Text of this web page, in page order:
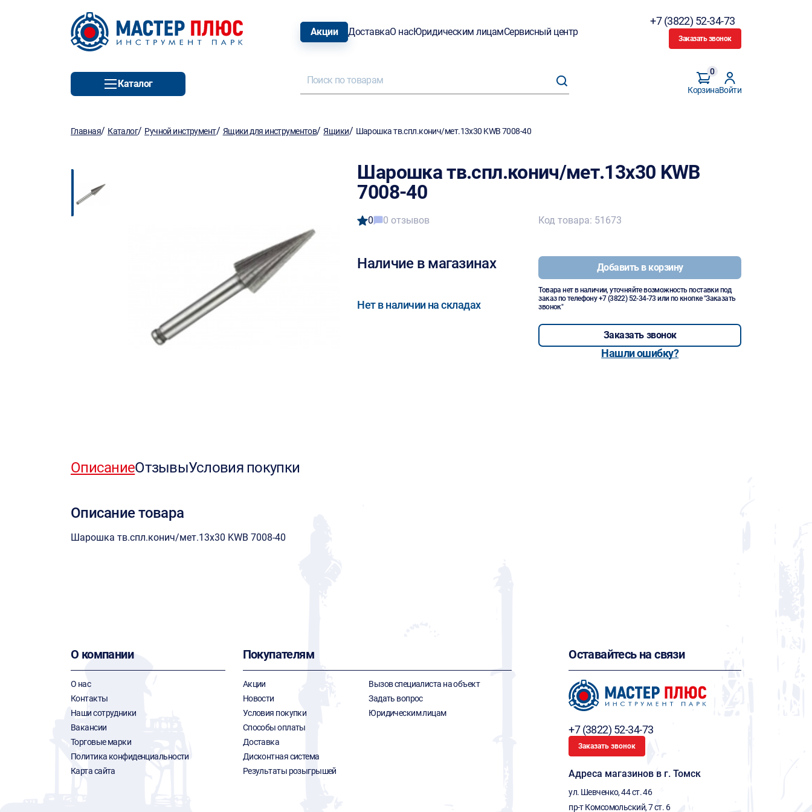
Акции ДоставкаО насЮридическим лицамСервисный центр
+7 (3822) 52-34-73
Заказать звонок
Каталог
Корзина
0
Войти
Главная/ Каталог/ Ручной инструмент/ Ящики для инструментов/Ящики/ Шарошка тв.спл.конич/мет.13х30 KWB 7008-40
Шарошка тв.спл.конич/мет.13х30 KWB
7008-40
0 0 отзывов
Наличие в магазинах
Нет в наличии на складах
Код товара: 51673
Добавить в корзину
Товара нет в наличии, уточняйте возможность поставки под
заказ по телефону+7 (3822) 52-34-73 или по кнопке "Заказать
звонок"
Заказать звонок
Нашли ошибку?
ОписаниеОтзывыУсловия покупки
Описание товара
Шарошка тв.спл.конич/мет.13х30 KWB 7008-40
О компании
О нас
Контакты
Наши сотрудники
Вакансии
Торговые марки
Политика конфиденциальности
Карта сайта
Покупателям
Акции
Новости
Условия покупки
Способы оплаты
Доставка
Дисконтная система
Результаты розыгрышей
Вызов специалиста на объект
Задать вопрос
Юридическим лицам
Оставайтесь на связи
+7 (3822) 52-34-73
Заказать звонок
Адреса магазинов в г. Томск
ул. Шевченко, 44 ст. 46
пр-т Комсомольский, 7 ст. 6